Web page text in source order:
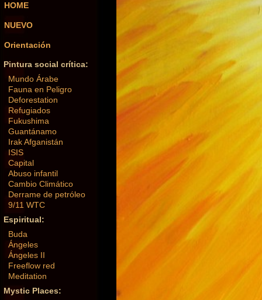
HOME
NUEVO
Orientación
Pintura social crítica:
Mundo Árabe
Fauna en Peligro
Deforestation
Refugiados
Fukushima
Guantánamo
Irak Afganistán
ISIS
Capital
Abuso infantil
Cambio Climático
Derrame de petróleo
9/11 WTC
Espiritual:
Buda
Ángeles
Ángeles II
Freeflow red
Meditation
Mystic Places: